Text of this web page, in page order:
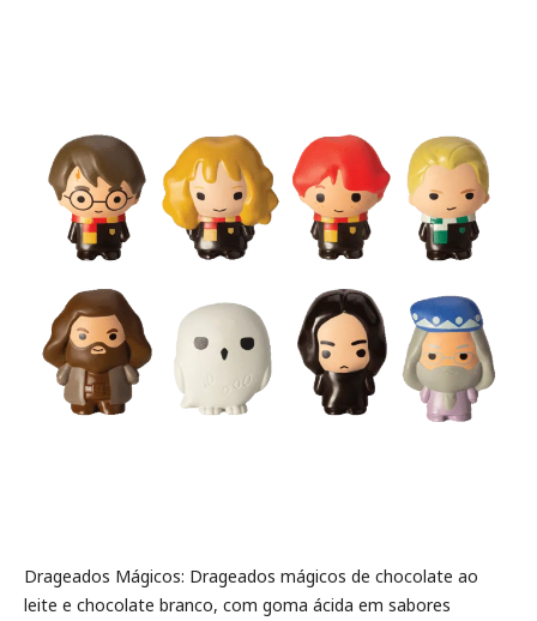
Drageados Mágicos: Drageados mágicos de chocolate ao
leite e chocolate branco, com goma ácida em sabores